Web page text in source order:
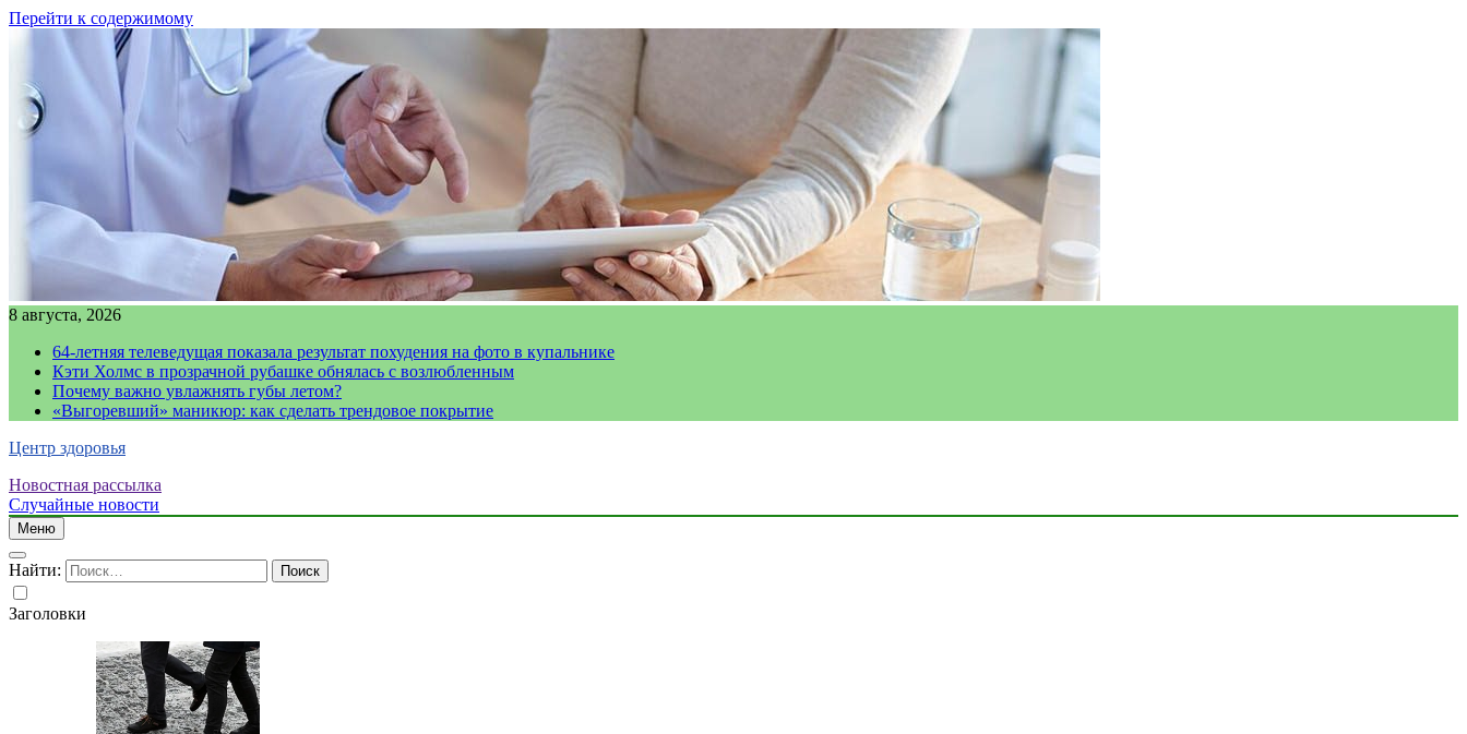
Перейти к содержимому
8 августа, 2026
64-летняя телеведущая показала результат похудения на фото в купальнике
Кэти Холмс в прозрачной рубашке обнялась с возлюбленным
Почему важно увлажнять губы летом?
«Выгоревший» маникюр: как сделать трендовое покрытие
Центр здоровья
Новостная рассылка
Случайные новости
Меню
Найти:
Заголовки